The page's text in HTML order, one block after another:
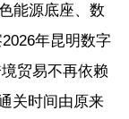
能源底座、数
年昆明数字
贸易不再依赖
关时间由原来